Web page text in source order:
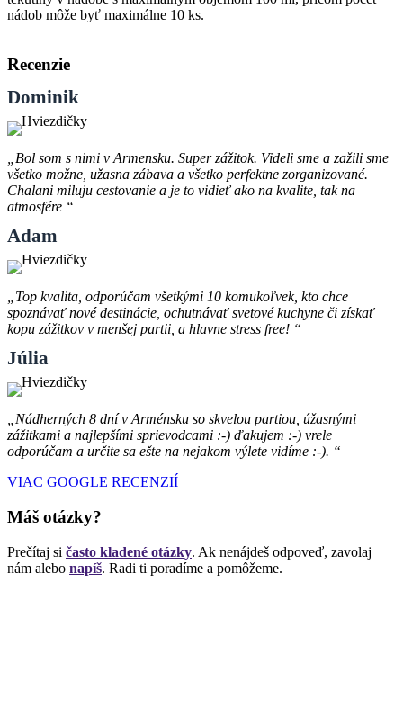
nádob môže byť maximálne 10 ks.
Recenzie
Dominik
„Bol som s nimi v Armensku. Super zážitok. Videli sme a zažili sme
všetko možne, užasna zábava a všetko perfektne zorganizované.
Chalani miluju cestovanie a je to vidieť ako na kvalite, tak na
atmosfére “
Adam
„Top kvalita, odporúčam všetkými 10 komukoľvek, kto chce
spoznávať nové destinácie, ochutnávať svetové kuchyne či získať
kopu zážitkov v menšej partii, a hlavne stress free! “
Júlia
„Nádherných 8 dní v Arménsku so skvelou partiou, úžasnými
zážitkami a najlepšími sprievodcami :-) ďakujem :-) vrele
odporúčam a určite sa ešte na nejakom výlete vidíme :-). “
VIAC GOOGLE RECENZIÍ
Máš otázky?
Prečítaj si často kladené otázky. Ak nenájdeš odpoveď, zavolaj
nám alebo napíš. Radi ti poradíme a pomôžeme.